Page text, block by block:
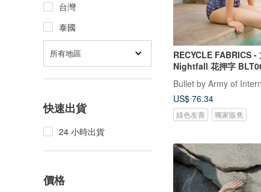
台灣
泰國
所有地區
快速出貨
24 小時出貨
價格
RECYCLE FABRICS -
Nightfall 花押字
Bullet by Army of
US$ 76.34
綠色友善 獨家販售